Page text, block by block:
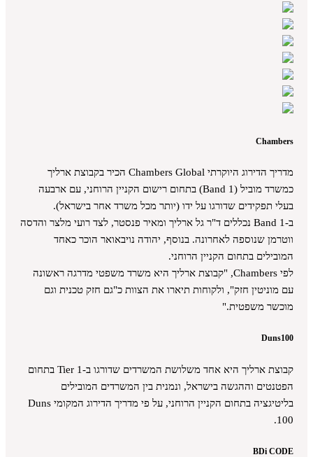
Chambers
מדריך הדירוג היוקרתי Chambers Global הכיר בקבוצת ארליך
כמשרד מוביל (Band 1) בתחום רישום הקניין הרוחני, עם ארבעה
בעלי תפקידים שדורגו על ידו (יותר מכל משרד אחר בישראל).
ב-Band 1 נכללים ד"ר גל ארליך ומאיר פנסטר, לצד רועי מלצר והדסה
ווטרמן שנוספה לאחרונה. בנוסף, יהודה נויבאואר הוכר כאחד
המובילים בתחום הקניין הרוחני.
לפי Chambers, "קבוצת ארליך היא משרד משפטי מדרגה ראשונה
עם מוניטין חזק", ולקוחות תיארו את הצוות כ"גם חזק טכנית וגם
מוכשר משפטית."
Duns100
קבוצת ארליך היא אחד משלושת המשרדים שדורגו ב-Tier 1 בתחום
הפטנטים וההגשה בישראל, ונמנית בין המשרדים המובילים
בליטיגציה בתחום הקניין הרוחני, על פי מדריך הדירוג המקומי Duns
100.
BDi CODE